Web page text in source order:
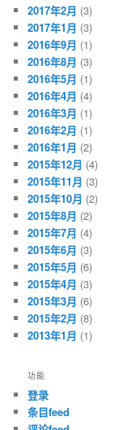
2017年2月 (3)
2017年1月 (3)
2016年9月 (1)
2016年8月 (3)
2016年5月 (1)
2016年4月 (4)
2016年3月 (1)
2016年2月 (1)
2016年1月 (2)
2015年12月 (4)
2015年11月 (3)
2015年10月 (2)
2015年8月 (2)
2015年7月 (4)
2015年6月 (3)
2015年5月 (6)
2015年4月 (3)
2015年3月 (6)
2015年2月 (8)
2013年1月 (1)
功能
登录
条目feed